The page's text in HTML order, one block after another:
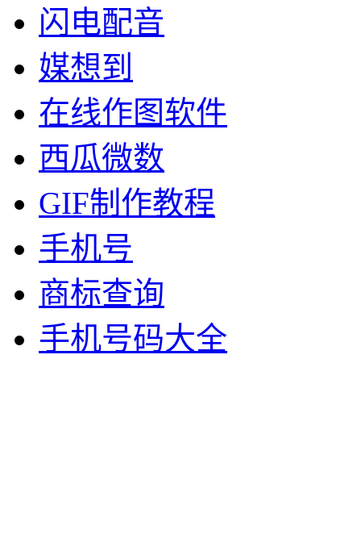
闪电配音
媒想到
在线作图软件
西瓜微数
GIF制作教程
手机号
商标查询
手机号码大全